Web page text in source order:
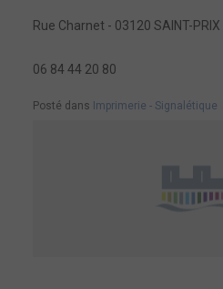
Rue Charnet - 03120 SAINT-PRIX
06 84 44 20 80
Posté dans Imprimerie - Signalétique